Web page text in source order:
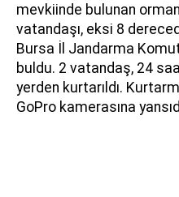
mevkiinde bulunan
vatandaşı, eksi 8
Bursa İl Jandarma
buldu. 2 vatandaş, 24
yerden kurtarıldı.
GoPro kamerasına